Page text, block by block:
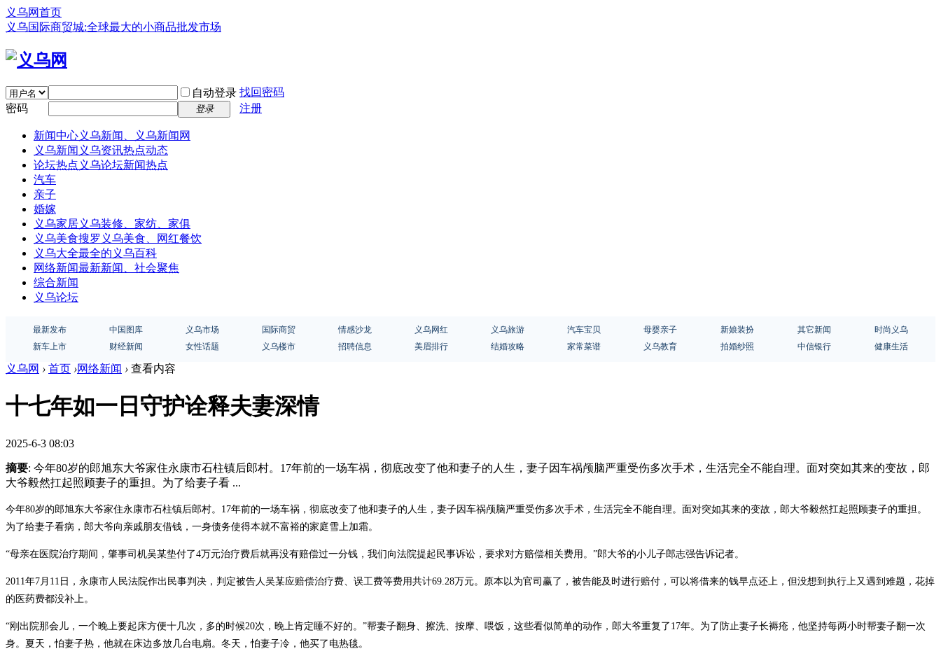
义乌网首页
义乌国际商贸城:全球最大的小商品批发市场
自动登录 找回密码
密码
登录 注册
新闻中心义乌新闻、义乌新闻网
义乌新闻 义乌资讯热点动态
论坛热点 义乌论坛新闻热点
汽车
亲子
婚嫁
义乌家居义乌装修、家纺、家俱
义乌美食搜罗义乌美食、网红餐饮
义乌大全最全的义乌百科
网络新闻最新新闻、社会聚焦
综合新闻
义乌论坛
最新发布 中国图库 义乌市场 国际商贸 情感沙龙 义乌网红 义乌旅游 汽车宝贝 母婴亲子 新娘装扮 其它新闻
时尚义乌
新车上市
财经新闻 女性话题 义乌楼市 招聘信息 美眉排行 结婚攻略 家常菜谱 义乌教育 拍婚纱照 中信银行 健康生活
义乌网 › 首页 ›网络新闻 › 查看内容
十七年如一日守护诠释夫妻深情
2025-6-3 08:03
摘要: 今年80岁的郎旭东大爷家住永康市石柱镇后郎村。17年前的一场车祸，彻底改变了他和妻子的人生，妻子因车祸颅脑严重受伤多次手术，生活完全不能自理。面对突如其来的变故，郎
大爷毅然扛起照顾妻子的重担。为了给妻子看 ...
今年80岁的郎旭东大爷家住永康市石柱镇后郎村。17年前的一场车祸，彻底改变了他和妻子的人生，妻子因车祸颅脑严重受伤多次手术，生活完全不能自理。面对突如其来的变故，郎大爷毅然扛起照顾妻子的重担。
为了给妻子看病，郎大爷向亲戚朋友借钱，一身债务使得本就不富裕的家庭雪上加霜。
“母亲在医院治疗期间，肇事司机吴某垫付了4万元治疗费后就再没有赔偿过一分钱，我们向法院提起民事诉讼，要求对方赔偿相关费用。”郎大爷的小儿子郎志强告诉记者。
2011年7月11日，永康市人民法院作出民事判决，判定被告人吴某应赔偿治疗费、误工费等费用共计69.28万元。原本以为官司赢了，被告能及时进行赔付，可以将借来的钱早点还上，但没想到执行上又遇到难题，花掉
的医药费都没补上。
“刚出院那会儿，一个晚上要起床方便十几次，多的时候20次，晚上肯定睡不好的。”帮妻子翻身、擦洗、按摩、喂饭，这些看似简单的动作，郎大爷重复了17年。为了防止妻子长褥疮，他坚持每两小时帮妻子翻一次
身。夏天，怕妻子热，他就在床边多放几台电扇。冬天，怕妻子冷，他买了电热毯。